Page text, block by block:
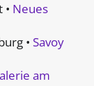
Neues
• Savoy
am